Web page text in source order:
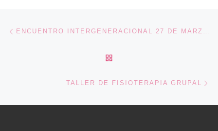
Navegación de entradas ENCUENTRO INTERGENERACIONAL 27 DE MARZO DE 2025.
TALLER DE FISIOTERAPIA GRUPAL